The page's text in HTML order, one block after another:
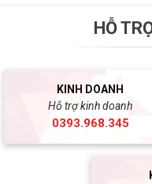
HỖ
KINH DOANH
Hỗ trợ kinh doanh
0393.968.345